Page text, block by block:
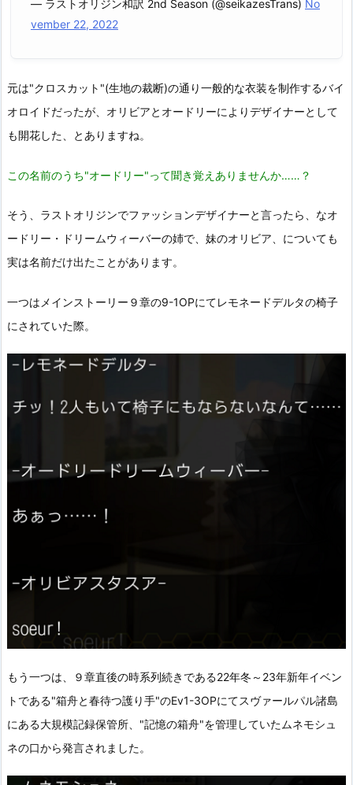
— ラストオリジン和訳 2nd Season (@seikazesTrans) No
vember 22, 2022
元は"クロスカット"(生地の裁断)の通り一般的な衣装を制作するバイ
オロイドだったが、オリビアとオードリーによりデザイナーとして
も開花した、とありますね。
この名前のうち"オードリー"って聞き覚えありませんか……？
そう、ラストオリジンでファッションデザイナーと言ったら、なオ
ードリー・ドリームウィーバーの姉で、妹のオリビア、についても
実は名前だけ出たことがあります。
一つはメインストーリー９章の9-1OPにてレモネードデルタの椅子
にされていた際。
もう一つは、９章直後の時系列続きである22年冬～23年新年イベン
トである"箱舟と春待つ護り手"のEv1-3OPにてスヴァールパル諸島
にある大規模記録保管所、"記憶の箱舟"を管理していたムネモシュ
ネの口から発言されました。